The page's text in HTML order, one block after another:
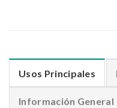
Usos Principales
Información General